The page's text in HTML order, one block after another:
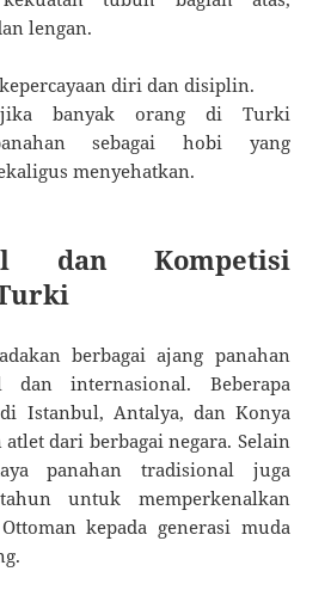
lengan.
diri dan disiplin.
banyak orang di Turki
sebagai hobi yang
menyehatkan.
dan Kompetisi
berbagai ajang panahan
dan internasional. Beberapa
Istanbul, Antalya, dan Konya
dari berbagai negara. Selain
panahan tradisional juga
untuk memperkenalkan
kepada generasi muda